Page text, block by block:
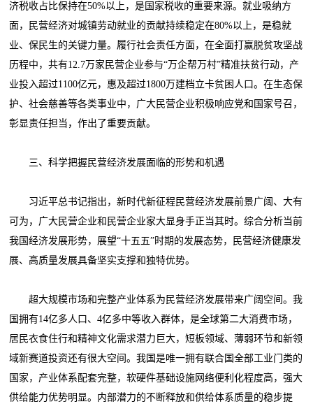
济税收占比保持在50%以上，是国家税收的重要来源。就业吸纳方
面，民营经济对城镇劳动就业的贡献持续稳定在80%以上，是稳就
业、保民生的关键力量。履行社会责任方面，在全面打赢脱贫攻坚战
历程中，共有12.7万家民营企业参与“万企帮万村”精准扶贫行动，产
业投入超过1100亿元，惠及超过1800万建档立卡贫困人口。在生态保
护、社会慈善等各类事业中，广大民营企业积极响应党和国家号召，
彰显责任担当，作出了重要贡献。
三、科学把握民营经济发展面临的形势和机遇
习近平总书记指出，新时代新征程民营经济发展前景广阔、大有
可为，广大民营企业和民营企业家大显身手正当其时。综合分析当前
我国经济发展形势，展望“十五五”时期的发展态势，民营经济健康发
展、高质量发展具备坚实支撑和独特优势。
超大规模市场和完整产业体系为民营经济发展带来广阔空间。我
国拥有14亿多人口、4亿多中等收入群体，是全球第二大消费市场，
居民衣食住行和精神文化需求潜力巨大，短板领域、薄弱环节和新领
域新赛道投资还有很大空间。我国是唯一拥有联合国全部工业门类的
国家，产业体系配套完整，软硬件基础设施网络便利化程度高，强大
供给能力优势明显。内部潜力的不断释放和供给体系质量的稳步提